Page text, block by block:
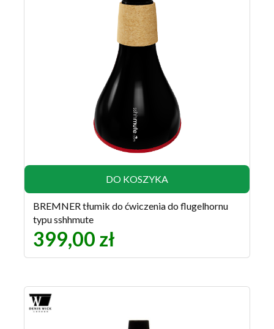
DO KOSZYKA
BREMNER tłumik do ćwiczenia do flugelhornu
typu sshhmute
399,00 zł